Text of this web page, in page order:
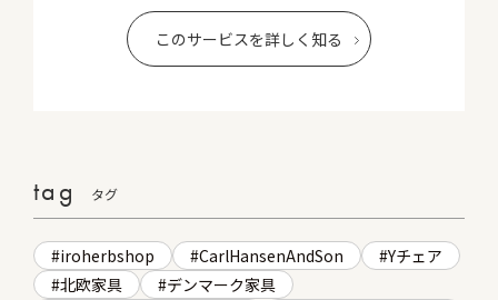
このサービスを詳しく知る
tag タグ
iroherbshop CarlHansenAndSon
Yチェア
北欧家具
デンマーク家具